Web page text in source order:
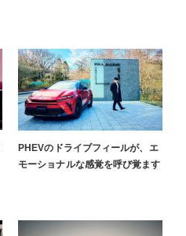
PHEVのドライブフィールが、エ
モーショナルな感覚を呼び覚ます